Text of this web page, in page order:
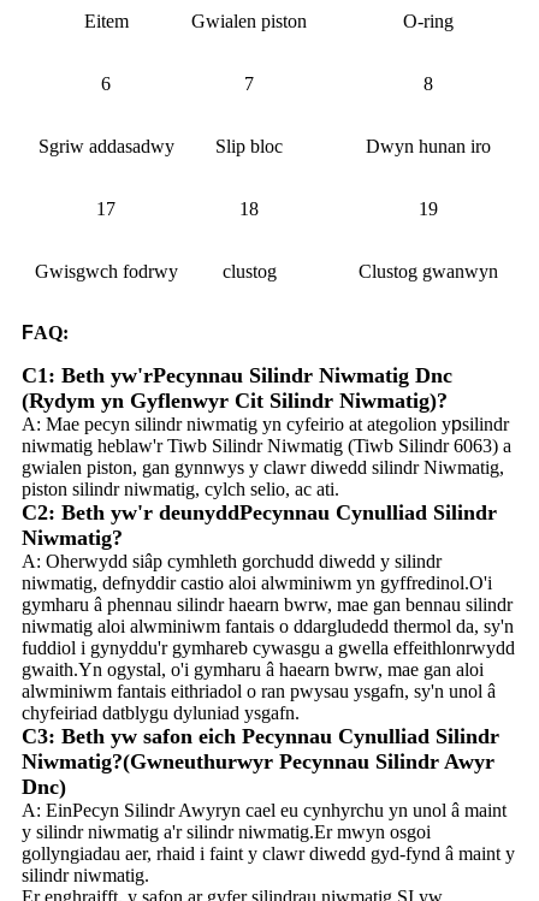
Eitem Gwialen piston O-ring
6 7 8
Sgriw addasadwy Slip bloc Dwyn hunan iro
17 18 19
Gwisgwch fodrwy clustog Clustog gwanwyn
FAQ:
C1: Beth yw'rPecynnau Silindr Niwmatig Dnc
(Rydym yn Gyflenwyr Cit Silindr Niwmatig)?
A: Mae pecyn silindr niwmatig yn cyfeirio at ategolion ypsilindr
niwmatig heblaw'r Tiwb Silindr Niwmatig (Tiwb Silindr 6063) a
gwialen piston, gan gynnwys y clawr diwedd silindr Niwmatig,
piston silindr niwmatig, cylch selio, ac ati.
C2: Beth yw'r deunyddPecynnau Cynulliad Silindr
Niwmatig?
A: Oherwydd siâp cymhleth gorchudd diwedd y silindr
niwmatig, defnyddir castio aloi alwminiwm yn gyffredinol.O'i
gymharu â phennau silindr haearn bwrw, mae gan bennau silindr
niwmatig aloi alwminiwm fantais o ddargludedd thermol da, sy'n
fuddiol i gynyddu'r gymhareb cywasgu a gwella effeithlonrwydd
gwaith.Yn ogystal, o'i gymharu â haearn bwrw, mae gan aloi
alwminiwm fantais eithriadol o ran pwysau ysgafn, sy'n unol â
chyfeiriad datblygu dyluniad ysgafn.
C3: Beth yw safon eich Pecynnau Cynulliad Silindr
Niwmatig?(Gwneuthurwyr Pecynnau Silindr Awyr
Dnc)
A: EinPecyn Silindr Awyryn cael eu cynhyrchu yn unol â maint
y silindr niwmatig a'r silindr niwmatig.Er mwyn osgoi
gollyngiadau aer, rhaid i faint y clawr diwedd gyd-fynd â maint y
silindr niwmatig.
Er enghraifft, y safon ar gyfer silindrau niwmatig SI yw